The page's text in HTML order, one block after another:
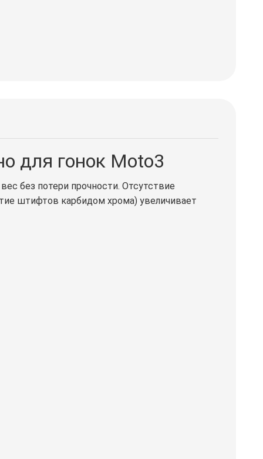
для гонок Moto3
без потери прочности. Отсутствие
штифтов карбидом хрома) увеличивает